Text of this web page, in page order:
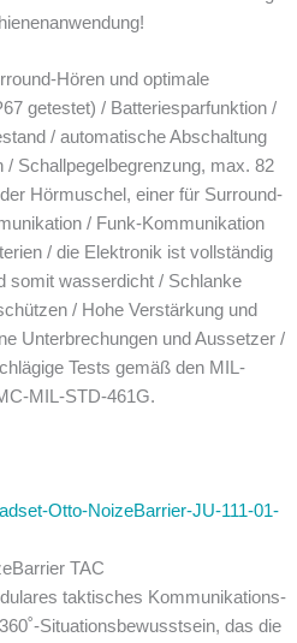
Hören und optimale
getestet) / Batteriesparfunktion /
/ automatische Abschaltung
/ Schallpegelbegrenzung, max. 82
Hörmuschel, einer für Surround-
/ Funk-Kommunikation
/ die Elektronik ist vollständig
somit wasserdicht / Schlanke
/ Hohe Verstärkung und
Unterbrechungen und Aussetzer /
Tests gemäß den MIL-
MIL-STD-461G.
TAC
taktisches Kommunikations-
Situationsbewusstsein, das die